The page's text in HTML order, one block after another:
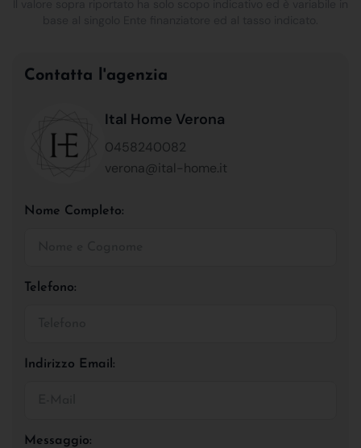
Contatta l'agenzia
Ital Home Verona
0458240082
verona@ital-home.it
Nome Completo:
Telefono:
Indirizzo Email:
Messaggio: